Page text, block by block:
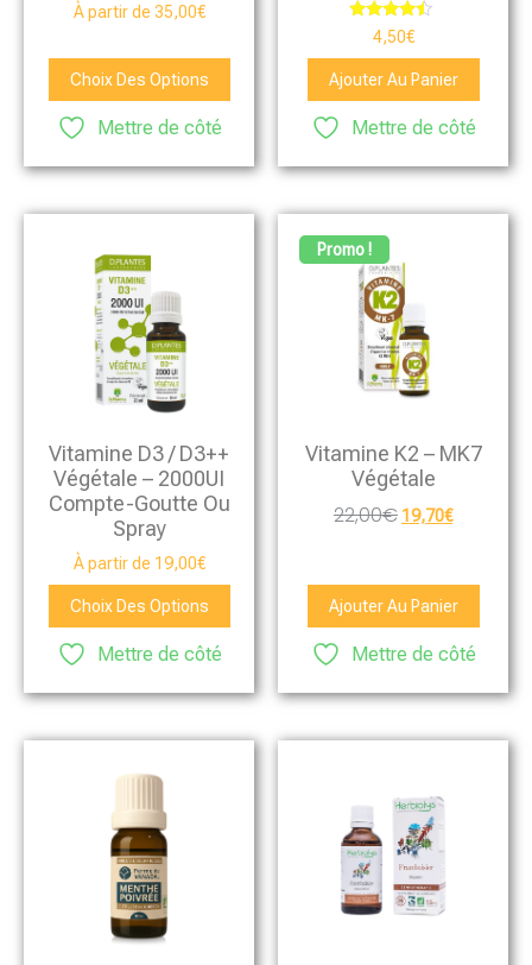
Note
5.00
À partir de 35,00€
Choix Des Options
Mettre de côté
Note
4.25
sur 5
4,50€
Ajouter Au Panier
Mettre de côté
Vitamine D3 / D3++
Végétale – 2000UI
Compte-Goutte Ou
Spray
À partir de 19,00€
Choix Des Options
Mettre de côté
Promo !
Vitamine K2 – MK7
Végétale
22,00€ 19,70€
Ajouter Au Panier
Mettre de côté